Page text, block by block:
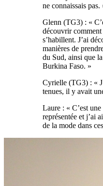
ne connaissais pas.
Glenn (TG3) : «
découvrir comment
s’habillent. J’ai
manières de
du Sud, ainsi que
Burkina Faso. »
Cyrielle (TG3) : «
tenues, il y avait
Laure : « C’est
représentée et j’ai
de la mode dans